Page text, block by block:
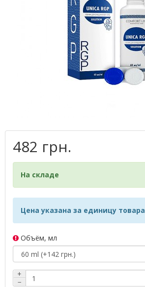
482 грн.
На складе
Цена указана за единицу товара
Объём, мл
+
−